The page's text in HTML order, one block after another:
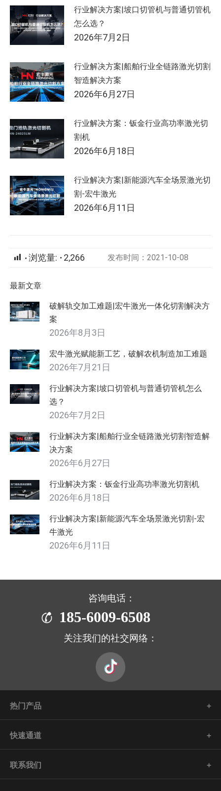
行业解决方案|坡口切管机与普通切管机
怎么选？
2026年7月2日
行业解决方案|船舶行业全链路激光切割
智造解决方案
2026年6月27日
行业解决方案：钣金行业高功率激光切
割机
2026年6月18日
行业解决方案|新能源汽车全场景激光切
割-宏牛激光
2026年6月11日
浏览量: 2,266 发布时间：2021-10-08
最新文章
破解轨交加工难题|宏牛激光一体化切割解决方
案
2026年8月3日
宏牛激光赋能新工艺，破解农机制造加工难题
2026年7月21日
行业解决方案|坡口切管机与普通切管机怎么
选？
2026年7月2日
行业解决方案|船舶行业全链路激光切割智造解
决方案
2026年6月27日
行业解决方案：钣金行业高功率激光切割机
2026年6月18日
行业解决方案|新能源汽车全场景激光切割-宏
牛激光
2026年6月11日
关注我们的社交网络：
咨询电话：
185-6009-6508
热门产品
快速通道
联系我们